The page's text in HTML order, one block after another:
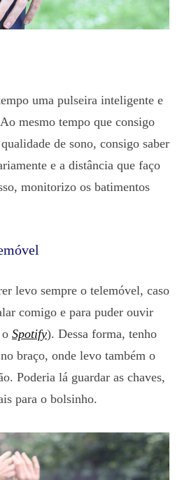
uma pulseira inteligente e
mesmo tempo que consigo
de sono, consigo saber
e a distância que faço
monitorizo os batimentos
levo sempre o telemóvel, caso
comigo e para puder ouvir
Spotify). Dessa forma, tenho
braço, onde levo também o
Poderia lá guardar as chaves,
para o bolsinho.